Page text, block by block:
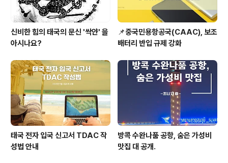
신비한 힘의 태국의 문신 '싹얀' 을
아시나요?
📌중국민용항공국(CAAC), 보조
배터리 반입 규제 강화
태국 전자 입국 신고서 TDAC 작
성법 안내
방콕 수완나품 공항, 숨은 가성비
맛집 대 공개.